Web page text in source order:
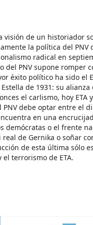
visión de un historiador
la política del PNV
radical en
del PNV supone romper
éxito político ha sido el
de 1931: su
el carlismo, hoy ETA
PNV debe optar entre el
en una
demócratas o el frente
de Gernika o soñar
de esta última sólo
terrorismo de ETA.